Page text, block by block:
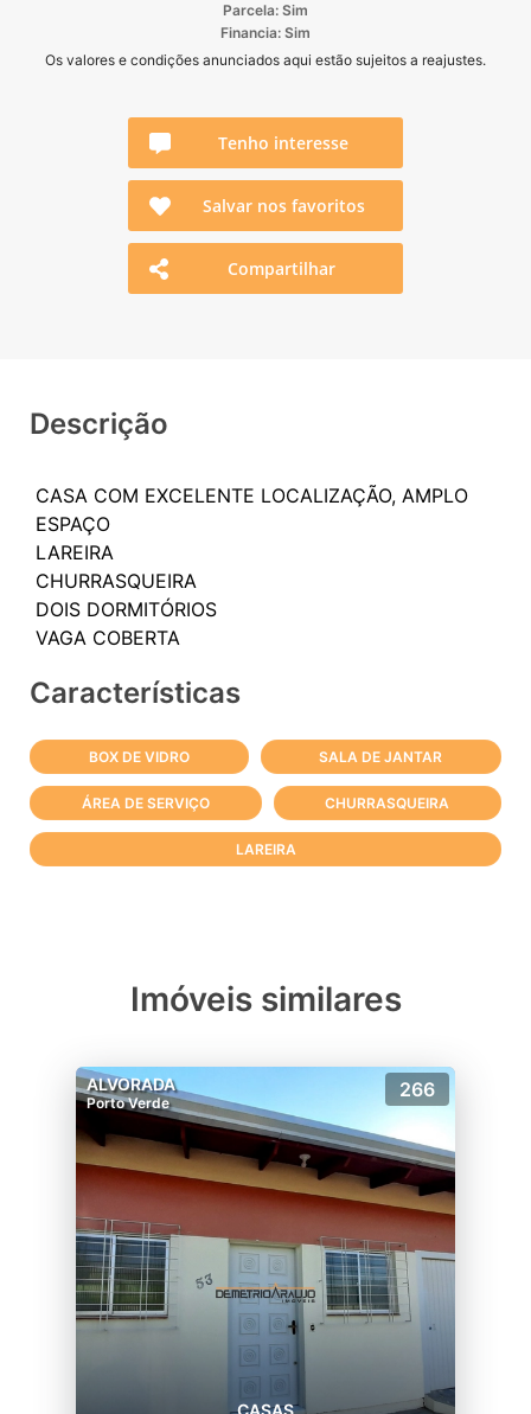
Parcela: Sim
Financia: Sim
Os valores e condições anunciados aqui estão sujeitos a reajustes.
Tenho interesse
Salvar nos favoritos
Compartilhar
Descrição
CASA COM EXCELENTE LOCALIZAÇÃO, AMPLO
ESPAÇO
LAREIRA
CHURRASQUEIRA
DOIS DORMITÓRIOS
Características
BOX DE VIDRO SALA DE JANTAR
ÁREA DE SERVIÇO CHURRASQUEIRA
LAREIRA
Imóveis similares
ALVORADA
Porto Verde
266
CASAS